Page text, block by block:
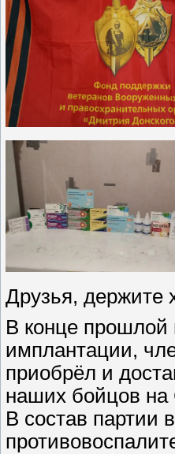
Друзья, держите
В конце
имплантации,
приобрёл и
наших бойцов
В состав